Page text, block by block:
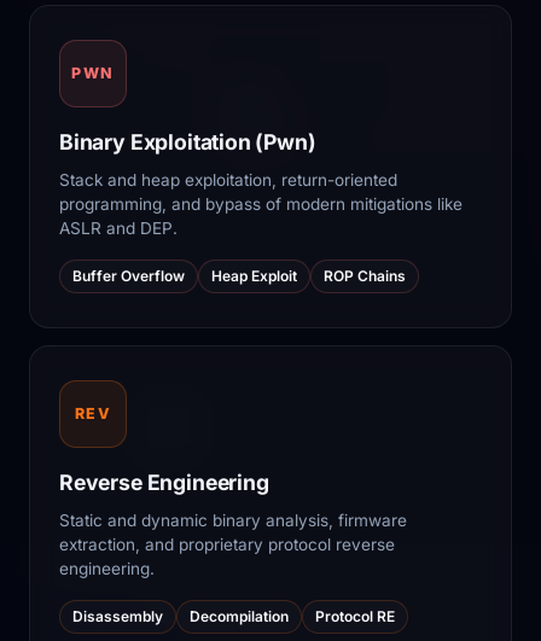
PWN
Binary Exploitation (Pwn)
Stack and heap exploitation, return-oriented
programming, and bypass of modern mitigations like
ASLR and DEP.
Buffer Overflow Heap Exploit ROP Chains
REV
Reverse Engineering
Static and dynamic binary analysis, firmware
extraction, and proprietary protocol reverse
engineering.
Disassembly Decompilation Protocol RE